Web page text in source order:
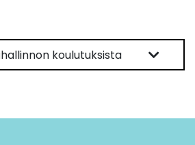
koulutuksista